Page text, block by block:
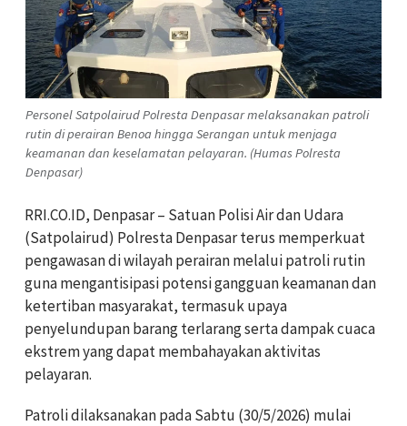
Personel Satpolairud Polresta Denpasar melaksanakan patroli
rutin di perairan Benoa hingga Serangan untuk menjaga
keamanan dan keselamatan pelayaran. (Humas Polresta
Denpasar)
RRI.CO.ID, Denpasar – Satuan Polisi Air dan Udara
(Satpolairud) Polresta Denpasar terus memperkuat
pengawasan di wilayah perairan melalui patroli rutin
guna mengantisipasi potensi gangguan keamanan dan
ketertiban masyarakat, termasuk upaya
penyelundupan barang terlarang serta dampak cuaca
ekstrem yang dapat membahayakan aktivitas
pelayaran.
Patroli dilaksanakan pada Sabtu (30/5/2026) mulai